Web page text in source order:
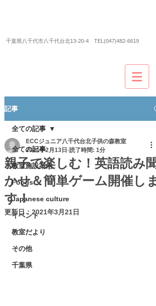
​千葉県八千代市八千代台北13-20-4 TEL(047)482-6619
記事
全ての記事
教室施設案内
Foods
Japanese culture
イベント
教室だより
その他
千葉県
全ての記事
親子で楽しむ！英語読み聞
かせ＆簡単ゲーム開催しま
す！
ECCジュニア八千代台北子供の森教室
2021年2月13日 読了時間: 1分
更新日： 2021年3月21日